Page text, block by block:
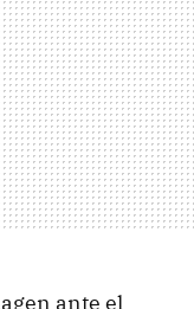
ante el